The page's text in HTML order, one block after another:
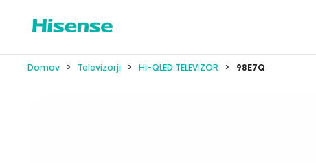
Domov Televizorji Hi-QLED TELEVIZOR 98E7Q